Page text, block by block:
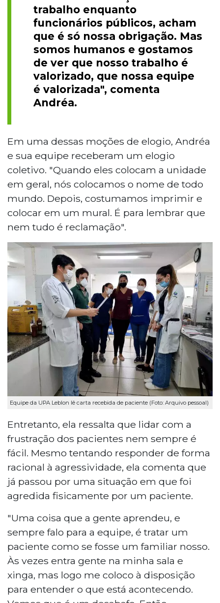
trabalho enquanto
funcionários públicos, acham
que é só nossa obrigação. Mas
somos humanos e gostamos
de ver que nosso trabalho é
valorizado, que nossa equipe
é valorizada", comenta
Andréa.
Em uma dessas moções de elogio, Andréa
e sua equipe receberam um elogio
coletivo. "Quando eles colocam a unidade
em geral, nós colocamos o nome de todo
mundo. Depois, costumamos imprimir e
colocar em um mural. É para lembrar que
nem tudo é reclamação".
Equipe da UPA Leblon lê carta recebida de paciente (Foto: Arquivo pessoal)
Entretanto, ela ressalta que lidar com a
frustração dos pacientes nem sempre é
fácil. Mesmo tentando responder de forma
racional à agressividade, ela comenta que
já passou por uma situação em que foi
agredida fisicamente por um paciente.
"Uma coisa que a gente aprendeu, e
sempre falo para a equipe, é tratar um
paciente como se fosse um familiar nosso.
Às vezes entra gente na minha sala e
xinga, mas logo me coloco à disposição
para entender o que está acontecendo.